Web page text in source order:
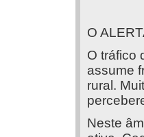
O
O tráfico
assume
rural.
Neste